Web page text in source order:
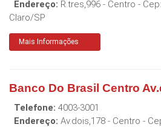
Endereço: R.tres,996 - Centro - Cep:
Claro/SP
Mais Informações
Banco Do Brasil Centro
Telefone: 4003-3001
Endereço: Av.dois,178 - Centro -